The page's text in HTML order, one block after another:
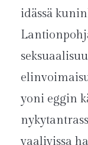
idässä
yoni eggin
vaalivissa